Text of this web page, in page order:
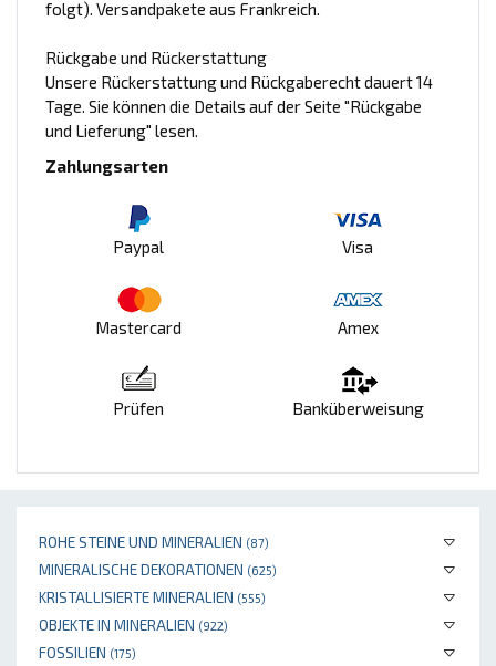
ROHE STEINE UND MINERALIEN (87)
MINERALISCHE DEKORATIONEN (625)
KRISTALLISIERTE MINERALIEN (555)
OBJEKTE IN MINERALIEN (922)
FOSSILIEN (175)
folgt). Versandpakete aus Frankreich.
Rückgabe und Rückerstattung
Unsere Rückerstattung und Rückgaberecht dauert 14
Tage. Sie können die Details auf der Seite "Rückgabe
und Lieferung" lesen.
Zahlungsarten
Paypal Visa
Mastercard Amex
Prüfen Banküberweisung